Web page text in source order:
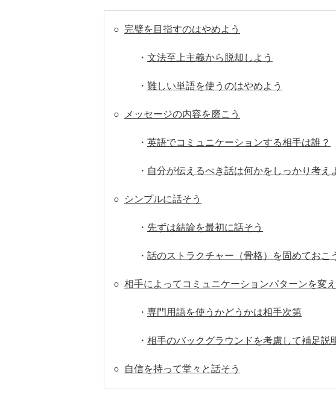
○ 完璧を目指すのはやめよう
・ 文法至上主義から脱却しよう
・ 難しい単語を使うのはやめよう
○ メッセージの内容を磨こう
・ 英語でコミュニケーションする相手は誰？
・ 自分が伝えるべき話は何かをしっかり考え
○ シンプルに話そう
・ 先ずは結論を最初に話そう
・ 話のストラクチャー（骨格）を固めておこ
○ 相手によってコミュニケーションパターンを変
・ 専門用語を使うかどうかは相手次第
・ 相手のバックグラウンドを考慮して補足説
○ 自信を持って堂々と話そう